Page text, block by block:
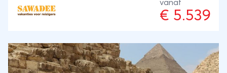
met de vriendelijke lokale bevolking, die je graag
vertelt over hun land. Dit alles beleef je vanuit mooie
Serengeti, waar je tussen de dieren slaapt.En als
klapper op de vuurpijl geniet je van een 5-daagse
afsluiter op het idyllische en gezellige Zanzibar om
vanaf
€ 5.539